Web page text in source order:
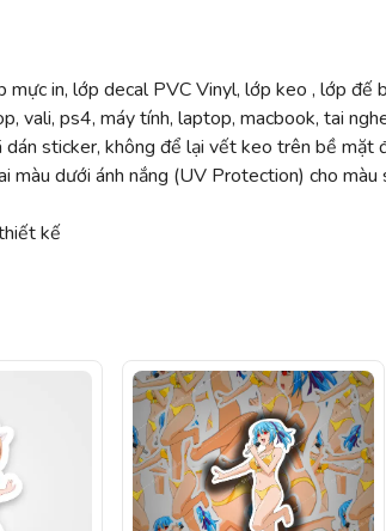
in, lớp decal PVC Vinyl, lớp keo , lớp đế
vali, ps4, máy tính, laptop, macbook, tai
sticker, không để lại vết keo trên bề mặt
dưới ánh nắng (UV Protection) cho màu
kế